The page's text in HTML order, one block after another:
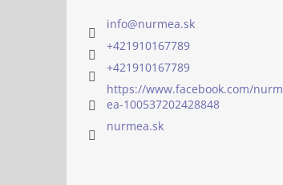
info@nurmea.sk
+421910167789
+421910167789
https://www.facebook.com/nurm
ea-100537202428848
nurmea.sk